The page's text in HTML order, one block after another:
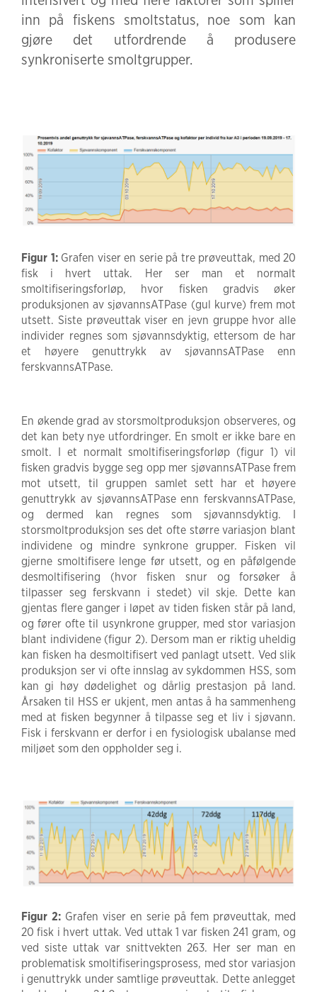
inn på fiskens smoltstatus, noe som kan
gjøre det utfordrende å produsere
synkroniserte smoltgrupper.
Figur 1:Grafen viser en serie på tre prøveuttak, med 20
fisk i hvert uttak. Her ser man et normalt
smoltifiseringsforløp, hvor fisken gradvis øker
produksjonen av sjøvannsATPase (gul kurve) frem mot
utsett. Siste prøveuttak viser en jevn gruppe hvor alle
individer regnes som sjøvannsdyktig, ettersom de har
et høyere genuttrykk av sjøvannsATPase enn
ferskvannsATPase.
En økende grad av storsmoltproduksjon observeres, og
det kan bety nye utfordringer. En smolt er ikke bare en
smolt. I et normalt smoltifiseringsforløp (figur 1) vil
fisken gradvis bygge seg opp mer sjøvannsATPase frem
mot utsett, til gruppen samlet sett har et høyere
genuttrykk av sjøvannsATPase enn ferskvannsATPase,
og dermed kan regnes som sjøvannsdyktig. I
storsmoltproduksjon ses det ofte større variasjon blant
individene og mindre synkrone grupper. Fisken vil
gjerne smoltifisere lenge før utsett, og en påfølgende
desmoltifisering (hvor fisken snur og forsøker å
tilpasser seg ferskvann i stedet) vil skje. Dette kan
gjentas flere ganger i løpet av tiden fisken står på land,
og fører ofte til usynkrone grupper, med stor variasjon
blant individene (figur 2). Dersom man er riktig uheldig
kan fisken ha desmoltifisert ved panlagt utsett. Ved slik
produksjon ser vi ofte innslag av sykdommen HSS, som
kan gi høy dødelighet og dårlig prestasjon på land.
Årsaken til HSS er ukjent, men antas å ha sammenheng
med at fisken begynner å tilpasse seg et liv i sjøvann.
Fisk i ferskvann er derfor i en fysiologisk ubalanse med
miljøet som den oppholder seg i.
Figur 2: Grafen viser en serie på fem prøveuttak, med
20 fisk i hvert uttak. Ved uttak 1 var fisken 241 gram, og
ved siste uttak var snittvekten 263. Her ser man en
problematisk smoltifiseringsprosess, med stor variasjon
i genuttrykk under samtlige prøveuttak. Dette anlegget